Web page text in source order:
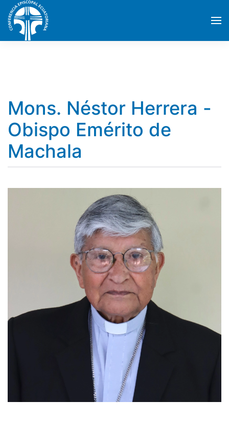
Skip to main content
Mons. Néstor Herrera -
Obispo Emérito de
Machala